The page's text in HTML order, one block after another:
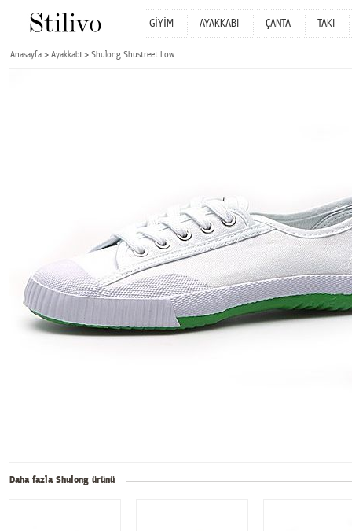
GİYİM AYAKKABI ÇANTA TAKI
Anasayfa Ayakkabı Shulong Shustreet Low
Daha fazla Shulong ürünü